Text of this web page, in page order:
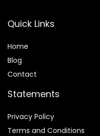
Quick Links
Home
Blog
Contact
Statements
Privacy Policy
Terms and Conditions